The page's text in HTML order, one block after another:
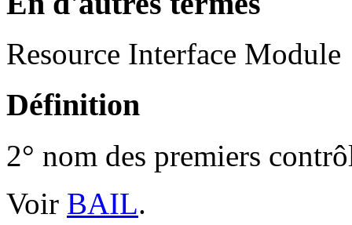
Resource Interface Module
Définition
2° nom des premiers
Voir BAIL.